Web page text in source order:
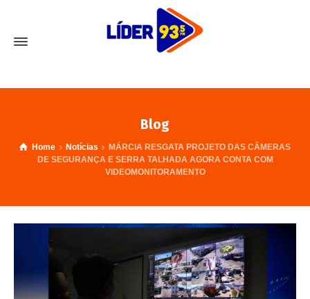
Blog
Home Notícias
MÁRCIA RESGATA PROJETO DAS CÂMERAS
DE SEGURANÇA E SERRA TALHADA AGORA CONTA COM
VIDEOMONITORAMENTO